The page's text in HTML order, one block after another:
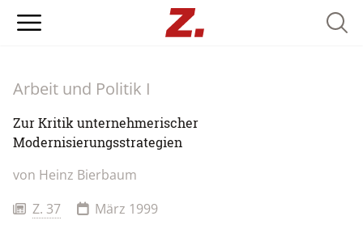
Arbeit und Politik I
Zur Kritik unternehmerischer
Modernisierungsstrategien
von Heinz Bierbaum
Z. 37
März 1999